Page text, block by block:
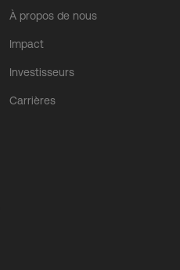
À propos de nous
Impact
Investisseurs
Carrières